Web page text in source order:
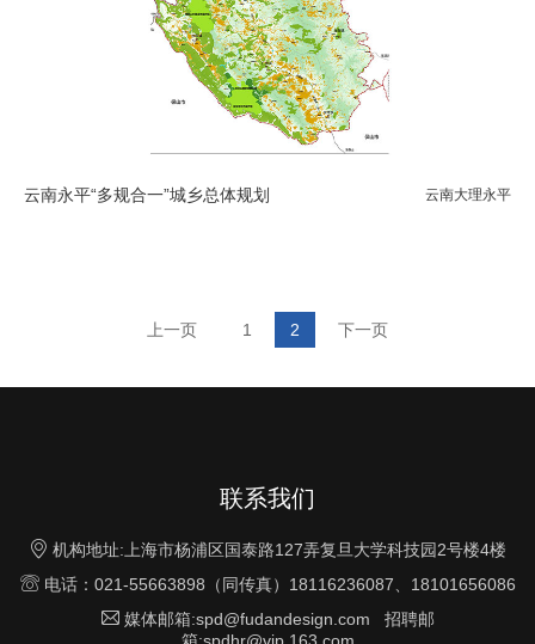
云南永平“多规合一”城乡总体规划 云南大理永平
上一页 1 2 下一页
联系我们
 机构地址:上海市杨浦区国泰路127弄复旦大学科技园2号楼4楼
电话：021-55663898（同传真）18116236087、18101656086
 媒体邮箱:spd@fudandesign.com 招聘邮